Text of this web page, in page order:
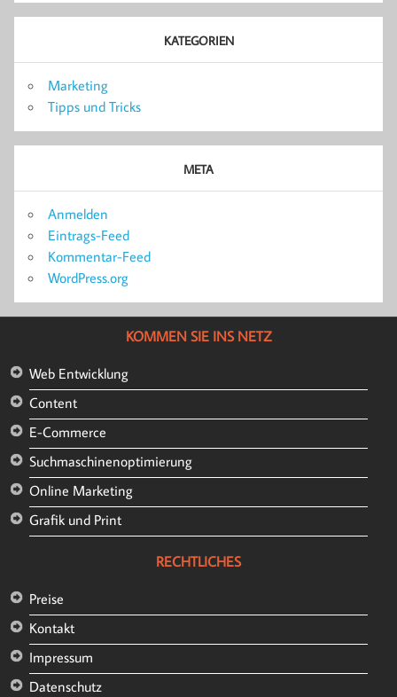
KATEGORIEN
Marketing
Tipps und Tricks
META
Anmelden
Eintrags-Feed
Kommentar-Feed
WordPress.org
KOMMEN SIE INS NETZ
Web Entwicklung
Content
E-Commerce
Suchmaschinenoptimierung
Online Marketing
Grafik und Print
RECHTLICHES
Preise
Kontakt
Impressum
Datenschutz